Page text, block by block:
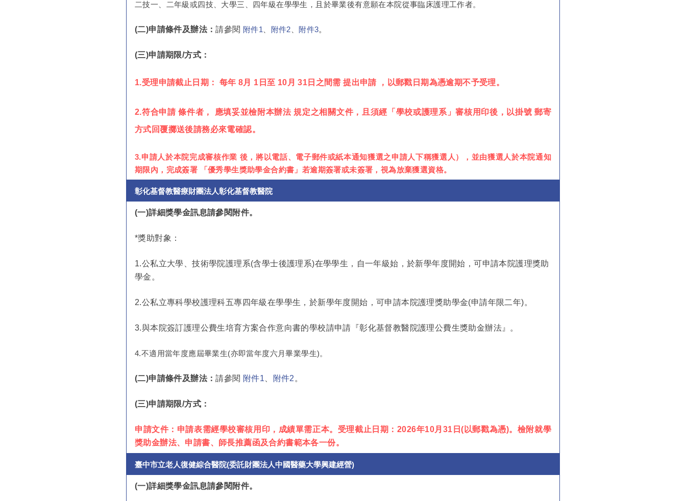
二技一、二年級或四技、大學三、四年級在學學生，且於畢業後有意願在本院從事臨床護理工作者。
(二)申請條件及辦法：請參閱 附件1 附件2 附件3。
(三)申請期限/方式：
1.受理申請截止日期： 每年 8月 1日至 10月 31日之間需 提出申請 ，以郵戳日期為憑逾期不予受理。
2.符合申請 條件者， 應填妥並檢附本辦法 規定之相關文件，且須經「學校或護理系」審核用印後，以掛號 郵寄
方式回覆擲送後請務必來電確認。
3.申請人於本院完成審核作業 後，將以電話、電子郵件或紙本通知獲選之申請人下稱獲選人），並由獲選人於本院通知
期限內，完成簽署 「優秀學生獎助學金合約書」若逾期簽署或未簽署，視為放棄獲選資格。
彰化基督教醫療財團法人彰化基督教醫院
(一)詳細獎學金訊息請參閱附件。
*獎助對象：
1.公私立大學、技術學院護理系(含學士後護理系)在學學生，自一年級始，於新學年度開始，可申請本院護理獎助
學金。
2.公私立專科學校護理科五專四年級在學學生，於新學年度開始，可申請本院護理獎助學金(申請年限二年)。
3.與本院簽訂護理公費生培育方案合作意向書的學校請申請『彰化基督教醫院護理公費生獎助金辦法』。
4.不適用當年度應屆畢業生(亦即當年度六月畢業學生)。
(二)申請條件及辦法：請參閱 附件1 附件2 。
(三)申請期限/方式：
申請文件：申請表需經學校審核用印，成績單需正本。受理截止日期：2026年10月31日(以郵戳為憑)。檢附就學
獎助金辦法、申請書、師長推薦函及合約書範本各一份。
臺中市立老人復健綜合醫院(委託財團法人中國醫藥大學興建經營)
(一)詳細獎學金訊息請參閱附件。